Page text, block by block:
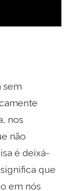
sem
nos
não
é deixá-
que
em nós